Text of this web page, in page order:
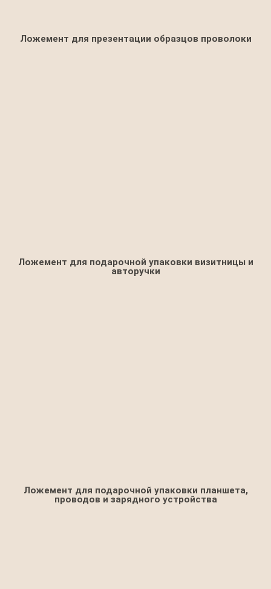
Ложемент для презентации образцов проволоки
Ложемент для подарочной упаковки визитницы и
авторучки
Ложемент для подарочной упаковки планшета,
проводов и зарядного устройства